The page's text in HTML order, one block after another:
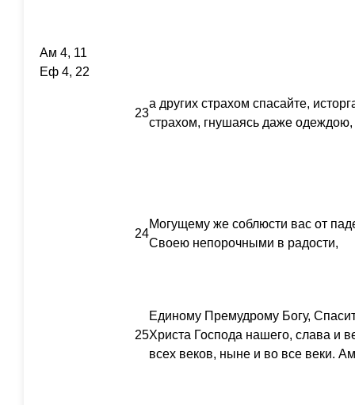
Ам 4, 11
Еф 4, 22
23
а других страхом спасайте,
страхом, гнушаясь даже одеждою,
24
Могущему же соблюсти вас от
Своею непорочными в радости,
25
Единому Премудрому Богу,
Христа Господа нашего, слава и
всех веков, ныне и во все веки.